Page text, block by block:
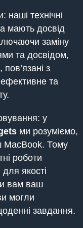
наші технічні
мають досвід
заміну
та досвідом,
з
та
у
ми розуміємо,
MacBook. Тому
роботи
якості
вам ваш
могли
завдання.